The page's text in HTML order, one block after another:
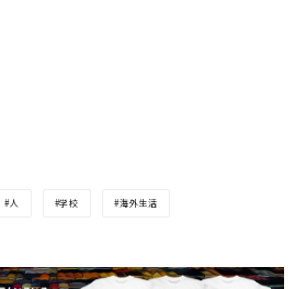
人 学校 海外生活